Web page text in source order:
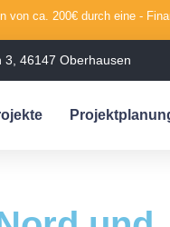
ca. 200€ durch eine -
3, 46147 Oberhausen